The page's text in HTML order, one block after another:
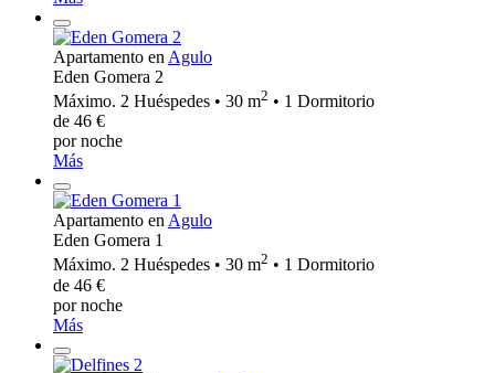
Apartamento en Agulo
Eden Gomera 2
Máximo. 2 Huéspedes • 30 m2 • 1 Dormitorio
de 46 €
por noche
Más
Apartamento en Agulo
Eden Gomera 1
Máximo. 2 Huéspedes • 30 m2 • 1 Dormitorio
de 46 €
por noche
Más